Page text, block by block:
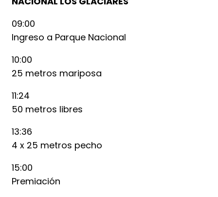
09:00
Ingreso a Parque Nacional
10:00
25 metros mariposa
11:24
50 metros libres
13:36
4 x 25 metros pecho
15:00
Premiación